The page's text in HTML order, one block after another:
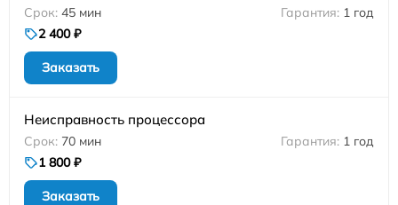
45 мин
1 год
2 400 ₽
Заказать
Неисправность процессора
70 мин
1 год
1 800 ₽
Заказать